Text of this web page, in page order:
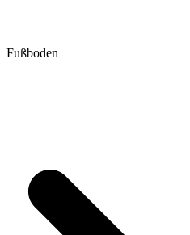
Fußboden